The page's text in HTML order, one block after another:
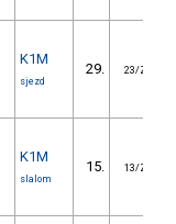
K1M
sjezd
29. 23/ZS
K1M
slalom
15. 13/ZS